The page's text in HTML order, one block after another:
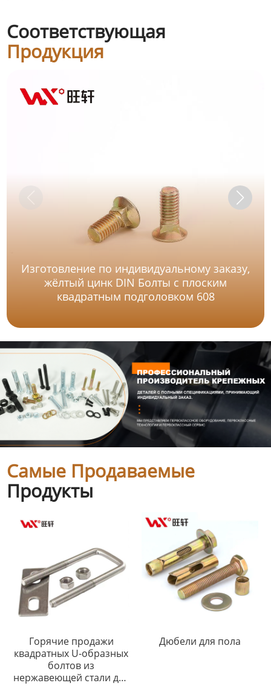
Соответствующая
Продукция
Изготовление по индивидуальному заказу,
жёлтый цинк DIN Болты с плоским
квадратным подголовком 608
Самые Продаваемые
Продукты
Горячие продажи
квадратных U-образных
болтов из
нержавеющей стали для
Дюбели для пола